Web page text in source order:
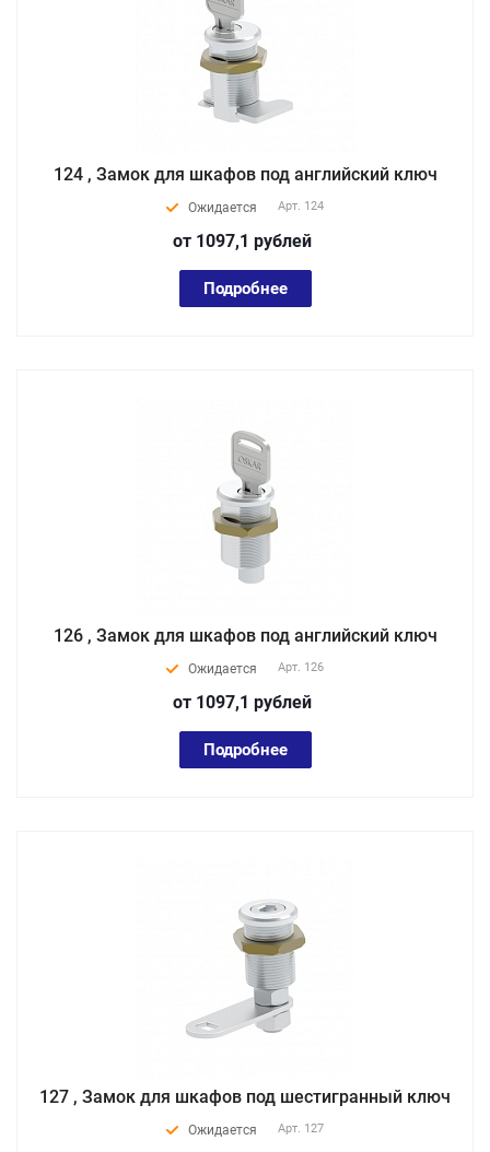
124 , Замок для шкафов под английский ключ
Ожидается Арт. 124
от 1097,1 рублей
Подробнее
126 , Замок для шкафов под английский ключ
Ожидается Арт. 126
от 1097,1 рублей
Подробнее
127 , Замок для шкафов под шестигранный ключ
Ожидается Арт. 127